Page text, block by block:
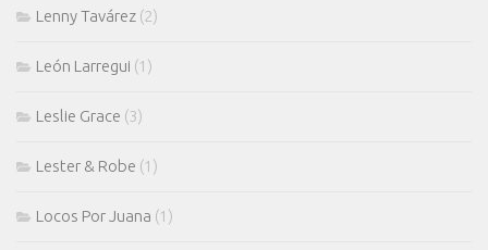
Lenny Tavárez (2)
León Larregui (1)
Leslie Grace (3)
Lester & Robe (1)
Locos Por Juana (1)